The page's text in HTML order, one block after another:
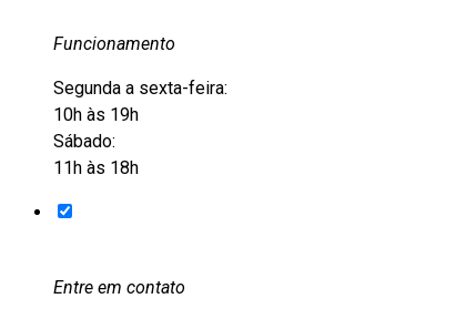
Funcionamento
Segunda a sexta-feira:
10h às 19h
Sábado:
11h às 18h
Entre em contato